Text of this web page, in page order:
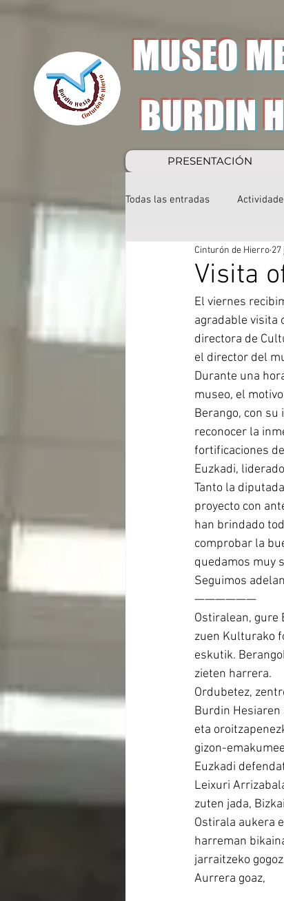
MUSEO
PRESENTACIÓN
BURDIN
Todas las entradas
Visita
Cinturón de Hierro 27
El viernes
agradable visita
directora de
el director del
Durante una
museo, el
Berango, con
reconocer la
fortificaciones
Euzkadi,
Tanto la
proyecto con
han brindado
comprobar la
quedamos muy
Seguimos
——————
Ostiralean, gure
zuen Kulturako
eskutik.
zieten harrera.
Ordubetez,
Burdin
eta
gizon-
Euzkadi
Leixuri
zuten jada,
Ostirala aukera
harreman
jarraitzeko
Aurrera goaz,